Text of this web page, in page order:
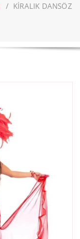
/ KİRALIK DANSÖZ